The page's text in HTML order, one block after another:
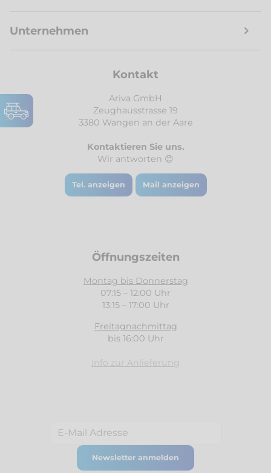
Bohrantriebsbaugruppe
Montagerahmen Baugruppe
Motor-Antrieb Baugruppe
Rücklicht und Nummerhalter
Siebbaugruppe
Unternehmen
Kontakt
Ariva GmbH
Zeughausstrasse 19
3380 Wangen an der Aare
Kontaktieren Sie uns.
Wir antworten 😊
Tel. anzeigen Mail anzeigen
Öffnungszeiten
Montag bis Donnerstag
07:15 – 12:00 Uhr
13:15 – 17:00 Uhr
Freitagnachmittag
bis 16:00 Uhr
Info zur Anlieferung